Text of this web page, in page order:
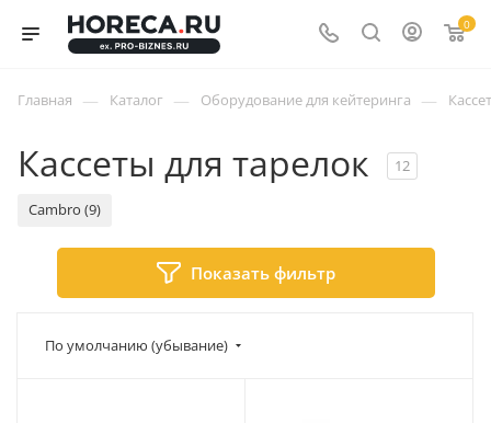
0
Главная — Каталог — Оборудование для кейтеринга —
Кассеты для тарелок 12
Cambro (9)
Показать фильтр
По умолчанию (убывание)